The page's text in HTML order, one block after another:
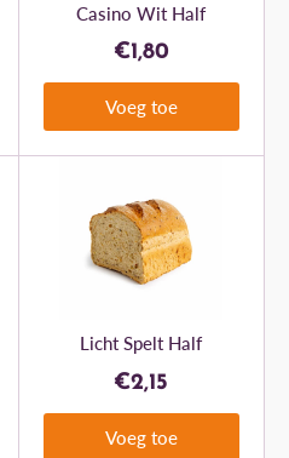
Casino Wit Half
€1,80
Voeg toe
Licht Spelt Half
€2,15
Voeg toe